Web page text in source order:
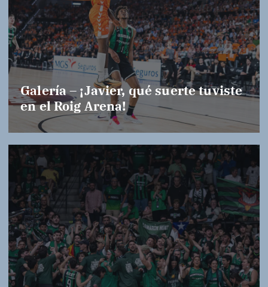
Galería – ¡Javier, qué suerte tuviste
en el Roig Arena!